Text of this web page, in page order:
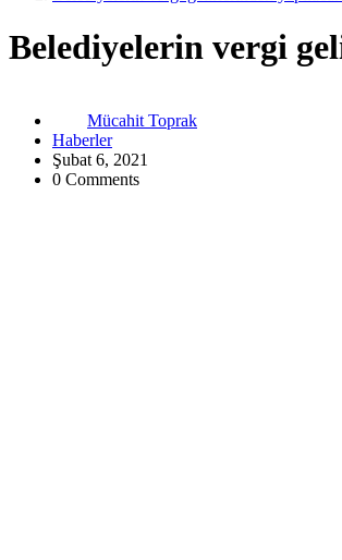
Belediyelerin vergi
Mücahit Toprak
Haberler
Şubat 6, 2021
0 Comments